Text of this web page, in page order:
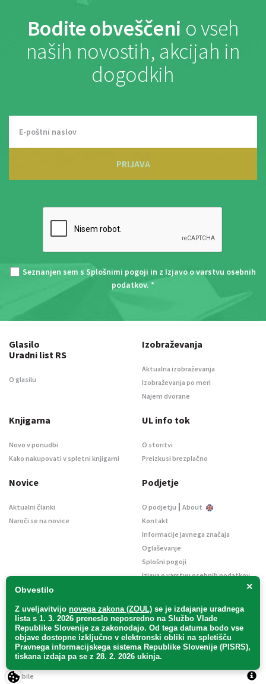
Bodite obveščeni o vseh
naših novostih, akcijah in
dogodkih
PRIJAVA
Seznanjen sem s Splošnimi pogoji in z Izjavo o varstvu osebnih
podatkov. *
×
Obvestilo
Z uveljavitvijo novega zakona (ZOUL) se je izdajanje uradnega
lista s 1. 3. 2026 preneslo neposredno na Službo Vlade
Republike Slovenije za zakonodajo. Od tega datuma bodo vse
objave dostopne izključno v elektronski obliki na spletišču
Pravnega informacijskega sistema Republike Slovenije (PISRS),
tiskana izdaja pa se z 28. 2. 2026 ukinja.
Glasilo
Uradni list RS
O glasilu
Izobraževanja
Aktualna izobraževanja
Izobraževanja po meri
Najem dvorane
Knjigarna
Novo v ponudbi
Kako nakupovati v spletni knjigarni
UL info tok
O storitvi
Preizkusi brezplačno
Novice
Aktualni članki
Naroči se na novice
Podjetje
O podjetju | About
Kontakt
Informacije javnega značaja
Oglaševanje
Splošni pogoji
Izjava o varstvu osebnih podatkov
Uradni list d. o. o. – v likvidaciji / Vse pravice pridržane.
2Mobile